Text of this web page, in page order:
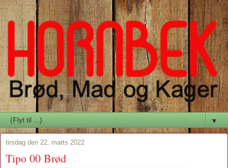
▼
tirsdag den 22. marts 2022
Tipo 00 Brød